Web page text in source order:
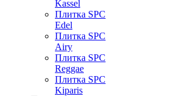
Kassel
Плитка SPC
Edel
Плитка SPC
Airy
Плитка SPC
Reggae
Плитка SPC
Kiparis